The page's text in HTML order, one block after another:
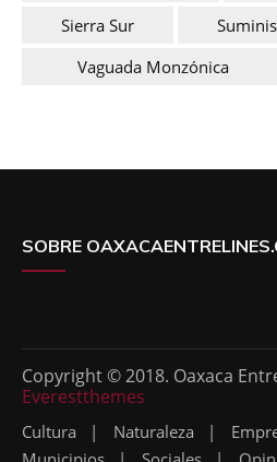
Sierra Sur
Vaguada Monzónica
SOBRE
Copyright © 2018. Oaxaca
Everestthemes
Cultura Naturaleza